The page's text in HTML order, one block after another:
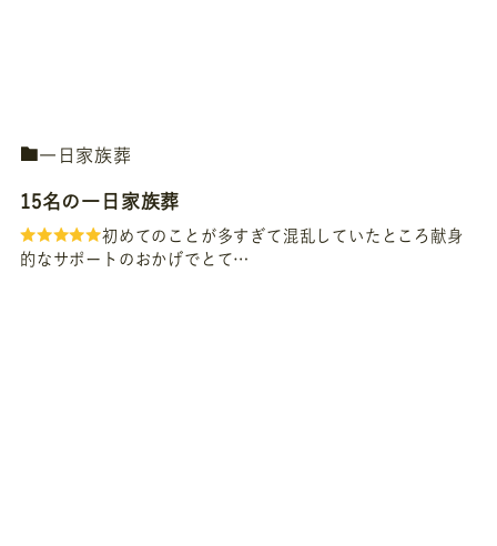
一日家族葬
15名の一日家族葬
初めてのことが多すぎて混乱していたところ献身
的なサポートのおかげでとて…